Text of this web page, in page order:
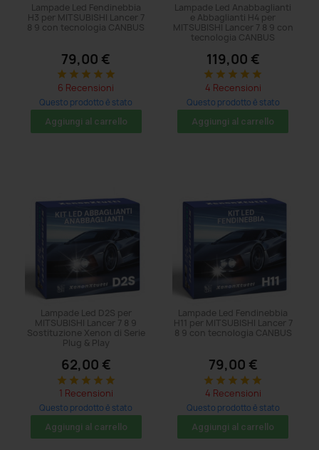
Lampade Led Fendinebbia
H3 per MITSUBISHI Lancer 7
8 9 con tecnologia CANBUS
79,00 €
star star star star star
6 Recensioni
Questo prodotto è stato
acquistato: 5 volte
Aggiungi al carrello
Lampade Led Anabbaglianti
e Abbaglianti H4 per
MITSUBISHI Lancer 7 8 9 con
tecnologia CANBUS
119,00 €
star star star star star
4 Recensioni
Questo prodotto è stato
acquistato: 5 volte
Aggiungi al carrello
Lampade Led D2S per
MITSUBISHI Lancer 7 8 9
Sostituzione Xenon di Serie
Plug & Play
62,00 €
star star star star star
1 Recensioni
Questo prodotto è stato
acquistato: 5 volte
Aggiungi al carrello
Lampade Led Fendinebbia
H11 per MITSUBISHI Lancer 7
8 9 con tecnologia CANBUS
79,00 €
star star star star star
4 Recensioni
Questo prodotto è stato
acquistato: 5 volte
Aggiungi al carrello